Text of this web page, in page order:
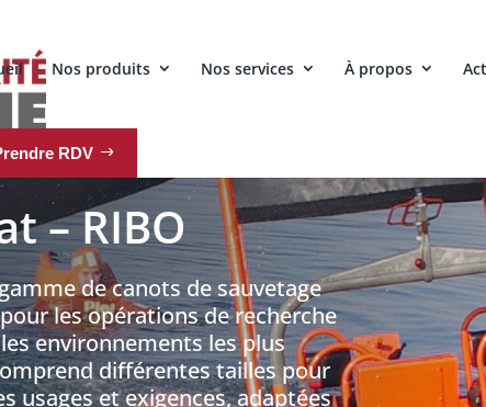
Nos produits Nos services À propos
RDV
–RIBO
de canots de sauvetage
les opérations de recherche
environnements les plus
différentes tailles pour
usages et exigences, adaptées